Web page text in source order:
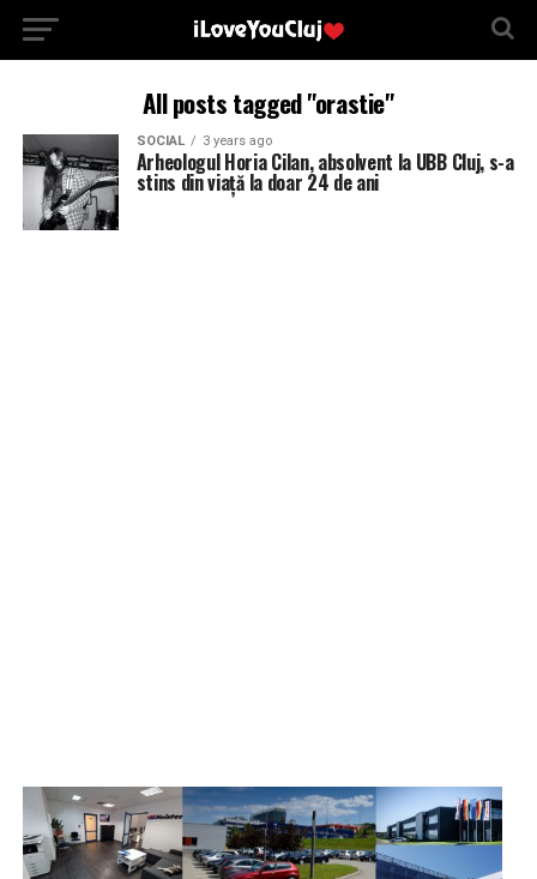
All posts tagged "orastie"
SOCIAL 3 years ago
Arheologul Horia Cilan, absolvent la UBB Cluj, s-a
stins din viață la doar 24 de ani